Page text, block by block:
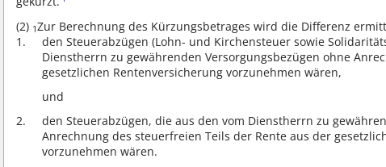
(2) 1Zur Berechnung des Kürzungsbetrages wird die Differenz
den Steuerabzügen (Lohn- und Kirchensteuer sowie
Dienstherrn zu gewährenden Versorgungsbezügen ohne
gesetzlichen Rentenversicherung vorzunehmen wären,
und
den Steuerabzügen, die aus den vom Dienstherrn zu
Anrechnung des steuerfreien Teils der Rente aus der
vorzunehmen wären.